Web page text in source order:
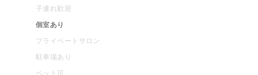
子連れ歓迎
個室あり
プライベートサロン
駐車場あり
ペット可